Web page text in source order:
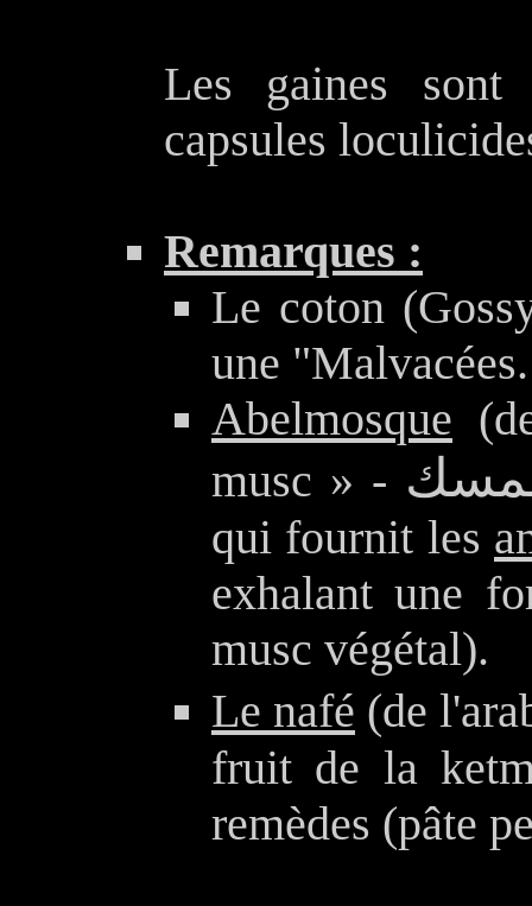
Les gaines sont
capsules
Remarques :
Le coton
une "Malvacées.
Abelmosque
musc » -
qui fournit les
exhalant une
musc végétal).
Le nafé (de
fruit de la
remèdes (pâte